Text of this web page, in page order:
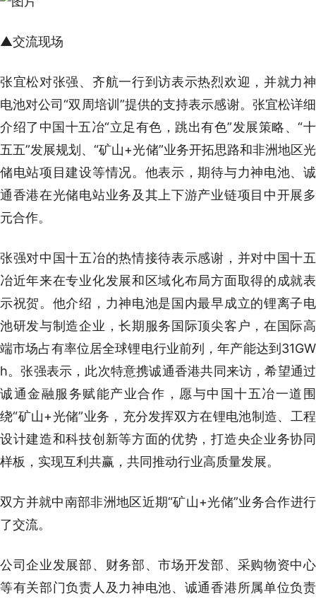
▲交流现场
张宜松对张强、齐航一行到访表示热烈欢迎，并就力神
电池对公司“双周培训”提供的支持表示感谢。张宜松详细
介绍了中国十五冶“立足有色，跳出有色”发展策略、“十
五五”发展规划、“矿山+光储”业务开拓思路和非洲地区光
储电站项目建设等情况。他表示，期待与力神电池、诚
通香港在光储电站业务及其上下游产业链项目中开展多
元合作。
张强对中国十五冶的热情接待表示感谢，并对中国十五
冶近年来在专业化发展和区域化布局方面取得的成就表
示祝贺。他介绍，力神电池是国内最早成立的锂离子电
池研发与制造企业，长期服务国际顶尖客户，在国际高
端市场占有率位居全球锂电行业前列，年产能达到31GW
h。张强表示，此次特意携诚通香港共同来访，希望通过
诚通金融服务赋能产业合作，愿与中国十五冶一道围
绕“矿山+光储”业务，充分发挥双方在锂电池制造、工程
设计建造和科技创新等方面的优势，打造央企业务协同
样板，实现互利共赢，共同推动行业高质量发展。
双方并就中南部非洲地区近期“矿山+光储”业务合作进行
了交流。
公司企业发展部、财务部、市场开发部、采购物资中心
等有关部门负责人及力神电池、诚通香港所属单位负责